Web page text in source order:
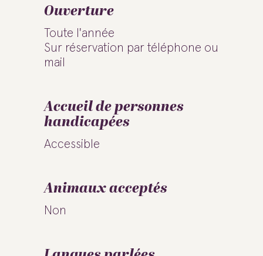
Ouverture
Toute l'année
Sur réservation par téléphone ou
mail
Accueil de personnes
handicapées
Accessible
Animaux acceptés
Non